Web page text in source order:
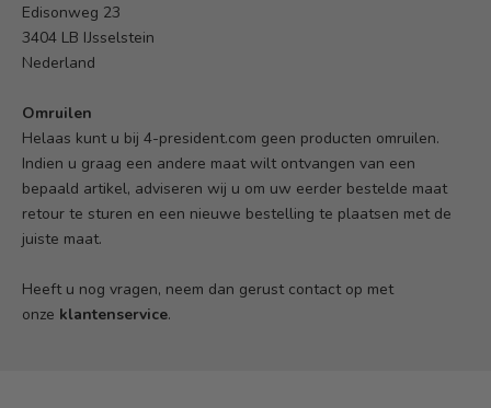
Edisonweg 23
3404 LB IJsselstein
Nederland
Omruilen
Helaas kunt u bij 4-president.com geen producten omruilen.
Indien u graag een andere maat wilt ontvangen van een
bepaald artikel, adviseren wij u om uw eerder bestelde maat
retour te sturen en een nieuwe bestelling te plaatsen met de
juiste maat.
Heeft u nog vragen, neem dan gerust contact op met
onze klantenservice.